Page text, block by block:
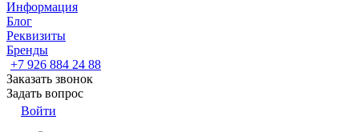
Информация
Блог
Реквизиты
Бренды
+7 926 884 24 88
Заказать звонок
Задать вопрос
Войти